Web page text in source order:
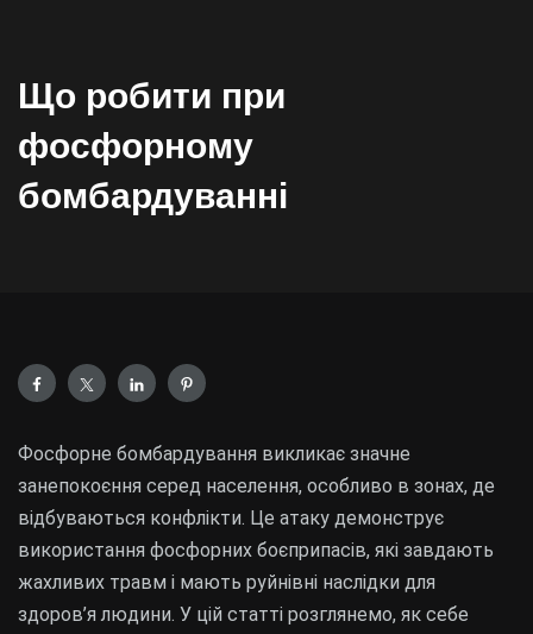
Що робити при
фосфорному
бомбардуванні
Фосфорне бомбардування викликає значне
занепокоєння серед населення, особливо в зонах, де
відбуваються конфлікти. Це атаку демонструє
використання фосфорних боєприпасів, які завдають
жахливих травм і мають руйнівні наслідки для
здоров’я людини. У цій статті розглянемо, як себе